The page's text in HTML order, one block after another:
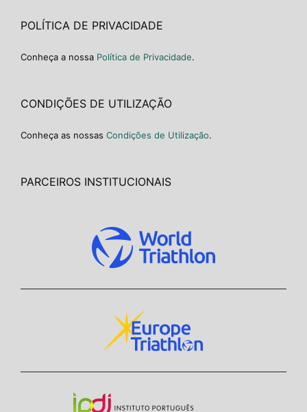
POLÍTICA DE PRIVACIDADE
Conheça a nossa Política de Privacidade.
CONDIÇÕES DE UTILIZAÇÃO
Conheça as nossas Condições de Utilização.
PARCEIROS INSTITUCIONAIS